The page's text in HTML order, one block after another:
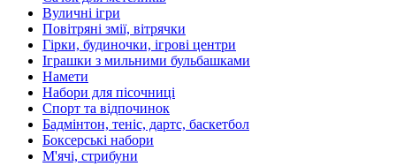
Вуличні ігри
Повітряні змії, вітрячки
Гірки, будиночки, ігрові центри
Іграшки з мильними бульбашками
Намети
Набори для пісочниці
Спорт та відпочинок
Бадмінтон, теніс, дартс, баскетбол
Боксерські набори
М'ячі, стрибуни